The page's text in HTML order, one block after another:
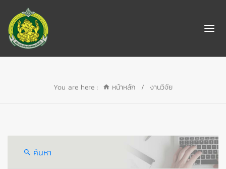
You are here : หน้าหลัก / งานวิจัย
ค้นหา